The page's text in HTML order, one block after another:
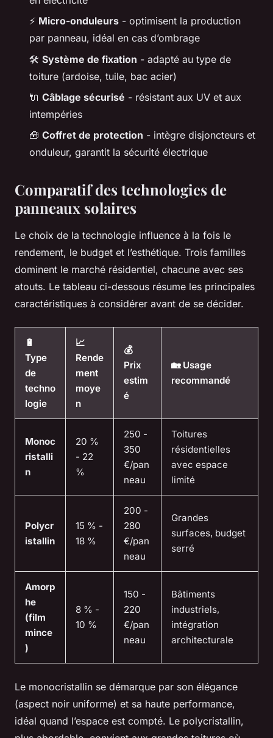
⚡ Micro-onduleurs - optimisent la production
par panneau, idéal en cas d’ombrage
🛠️ Système de fixation - adapté au type de
toiture (ardoise, tuile, bac acier)
🔌 Câblage sécurisé - résistant aux UV et aux
intempéries
🧰 Coffret de protection - intègre disjoncteurs et
onduleur, garantit la sécurité électrique
Comparatif des technologies de
panneaux solaires
Le choix de la technologie influence à la fois le
rendement, le budget et l’esthétique. Trois familles
dominent le marché résidentiel, chacune avec ses
atouts. Le tableau ci-dessous résume les principales
caractéristiques à considérer avant de se décider.
🔋
Type
de
techno
logie
📈
Rende
ment
moye
n
💰
Prix
estim
é
🏡 Usage
recommandé
Monoc
ristalli
n
20 %
- 22
%
250 -
350
€/pan
neau
Toitures
résidentielles
avec espace
limité
Polycr
istallin
15 % -
18 %
200 -
280
€/pan
neau
Grandes
surfaces, budget
serré
Amorp
he
(film
mince
)
8 % -
10 %
150 -
220
€/pan
neau
Bâtiments
industriels,
intégration
architecturale
Le monocristallin se démarque par son élégance
(aspect noir uniforme) et sa haute performance,
idéal quand l’espace est compté. Le polycristallin,